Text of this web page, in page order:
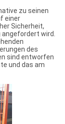
zu seinen
einer
Sicherheit,
angefordert wird.
des
sind entworfen
und das am